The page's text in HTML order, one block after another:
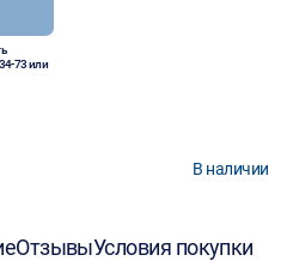
73или
В наличии
ОтзывыУсловия покупки